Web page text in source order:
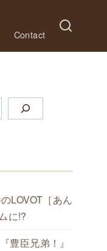
Contact
LOVOT［あん
に!?
豊臣兄弟！』